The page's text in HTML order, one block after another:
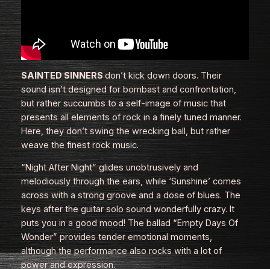
SAINTED SINNERSdon’t kick down doors. Their
sound isn’t designed for bombast and confrontation,
but rather succumbs to a self-image of music that
presents all elements of rock in a finely tuned manner.
Here, they don’t swing the wrecking ball, but rather
weave the finest rock music.
“Night After Night” glides unobtrusively and
melodiously through the ears, while ‘Sunshine’ comes
across with a strong groove and a dose of blues. The
keys after the guitar solo sound wonderfully crazy. It
puts you in a good mood! The ballad “Empty Days Of
Wonder” provides tender emotional moments,
although the performance also rocks with a lot of
power and expression.